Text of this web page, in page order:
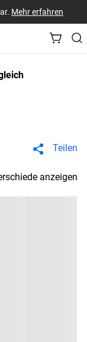
Mehr erfahren
Teilen
anzeigen